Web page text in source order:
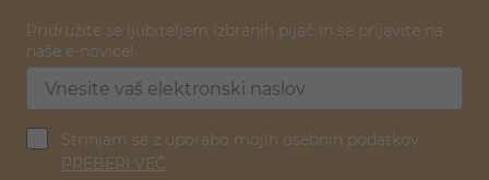
Pridružite se ljubiteljem izbranih pijač in se prijavite na
naše e-novice!
Strinjam se z uporabo mojih osebnih podatkov.
PREBERI VEČ